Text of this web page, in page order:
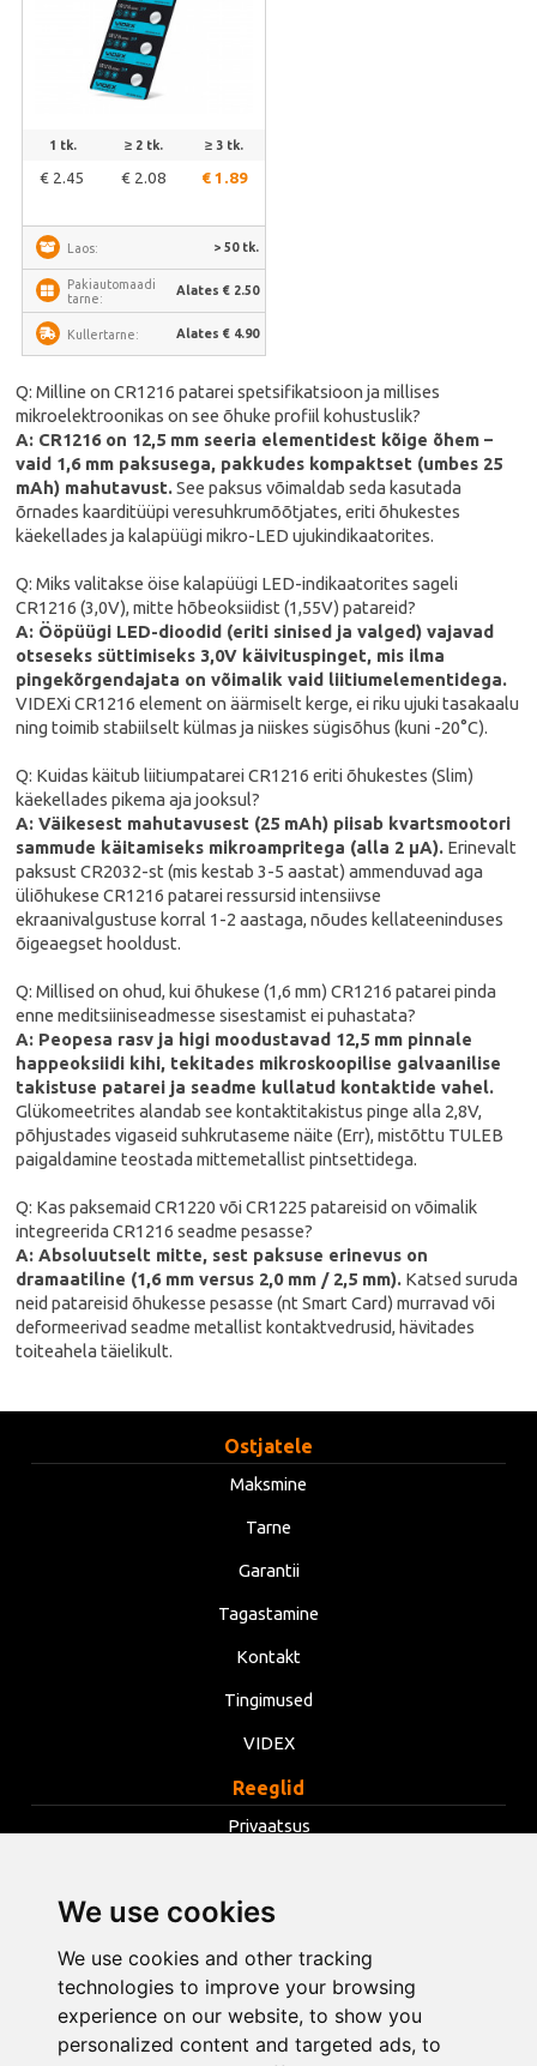
We use cookies
We use cookies and other tracking
technologies to improve your browsing
experience on our website, to show you
personalized content and targeted ads, to
1 tk.
€ 2.45
≥ 2 tk.
€ 2.08
≥ 3 tk.
€ 1.89
Laos: > 50 tk.
Pakiautomaadi
tarne:
Alates € 2.50
Kullertarne: Alates € 4.90
Q: Milline on CR1216 patarei spetsifikatsioon ja millises
mikroelektroonikas on see õhuke profiil kohustuslik?
A: CR1216 on 12,5 mm seeria elementidest kõige õhem –
vaid 1,6 mm paksusega, pakkudes kompaktset (umbes 25
mAh) mahutavust.See paksus võimaldab seda kasutada
õrnades kaarditüüpi veresuhkrumõõtjates, eriti õhukestes
käekellades ja kalapüügi mikro-LED ujukindikaatorites.
Q: Miks valitakse öise kalapüügi LED-indikaatorites sageli
CR1216 (3,0V), mitte hõbeoksiidist (1,55V) patareid?
A: Ööpüügi LED-dioodid (eriti sinised ja valged) vajavad
otseseks süttimiseks 3,0V käivituspinget, mis ilma
pingekõrgendajata on võimalik vaid liitiumelementidega.
VIDEXi CR1216 element on äärmiselt kerge, ei riku ujuki tasakaalu
ning toimib stabiilselt külmas ja niiskes sügisõhus (kuni -20°C).
Q: Kuidas käitub liitiumpatarei CR1216 eriti õhukestes (Slim)
käekellades pikema aja jooksul?
A: Väikesest mahutavusest (25 mAh) piisab kvartsmootori
sammude käitamiseks mikroampritega (alla 2 µA). Erinevalt
paksust CR2032-st (mis kestab 3-5 aastat) ammenduvad aga
üliõhukese CR1216 patarei ressursid intensiivse
ekraanivalgustuse korral 1-2 aastaga, nõudes kellateeninduses
õigeaegset hooldust.
Q: Millised on ohud, kui õhukese (1,6 mm) CR1216 patarei pinda
enne meditsiiniseadmesse sisestamist ei puhastata?
A: Peopesa rasv ja higi moodustavad 12,5 mm pinnale
happeoksiidi kihi, tekitades mikroskoopilise galvaanilise
takistuse patarei ja seadme kullatud kontaktide vahel.
Glükomeetrites alandab see kontaktitakistus pinge alla 2,8V,
põhjustades vigaseid suhkrutaseme näite (Err), mistõttu TULEB
paigaldamine teostada mittemetallist pintsettidega.
Q: Kas paksemaid CR1220 või CR1225 patareisid on võimalik
integreerida CR1216 seadme pesasse?
A: Absoluutselt mitte, sest paksuse erinevus on
dramaatiline (1,6 mm versus 2,0 mm / 2,5 mm). Katsed suruda
neid patareisid õhukesse pesasse (nt Smart Card) murravad või
deformeerivad seadme metallist kontaktvedrusid, hävitades
toiteahela täielikult.
Ostjatele
Maksmine
Tarne
Garantii
Tagastamine
Kontakt
Tingimused
VIDEX
Reeglid
Privaatsus
Küpsised
Muuda küpsiste seadeid
info@opentools.lv +371 26272360